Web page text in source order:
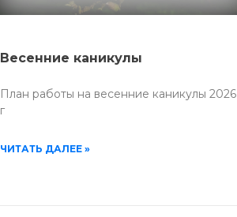
Весенние каникулы
План работы на весенние каникулы 2026
г
ЧИТАТЬ ДАЛЕЕ »